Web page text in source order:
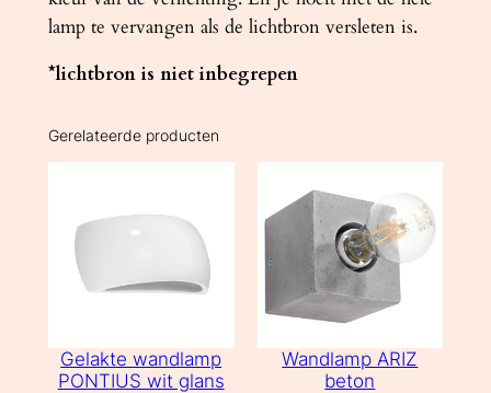
lamp te vervangen als de lichtbron versleten is.
*lichtbron is niet inbegrepen
Gerelateerde producten
Gelakte wandlamp
PONTIUS wit glans
Wandlamp ARIZ
beton